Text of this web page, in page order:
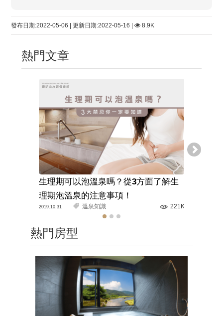
發布日期:2022-05-06 | 更新日期:2022-05-16 | 8.9K
熱門文章
生理期可以泡溫泉嗎？從3方面了解生
理期泡溫泉的注意事項！
2019.10.31 溫泉知識 221K
熱門房型